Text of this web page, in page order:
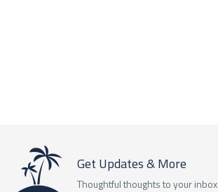
Get Updates & More
Thoughtful thoughts to your inbox